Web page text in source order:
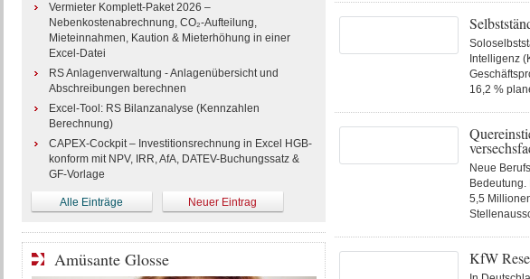
Intelligenz
16,2 %
Neue
5,5
KfW
Vermieter Komplett-Paket 2026 –
Nebenkostenabrechnung, CO₂-Aufteilung,
Mieteinnahmen, Kaution & Mieterhöhung in einer
Excel-Datei
RS Anlagenverwaltung - Anlagenübersicht und
Abschreibungen berechnen
Excel-Tool: RS Bilanzanalyse (Kennzahlen
Berechnung)
CAPEX-Cockpit – Investitionsrechnung in Excel HGB-
konform mit NPV, IRR, AfA, DATEV-Buchungssatz &
GF-Vorlage
Alle Einträge Neuer Eintrag
Amüsante Glosse